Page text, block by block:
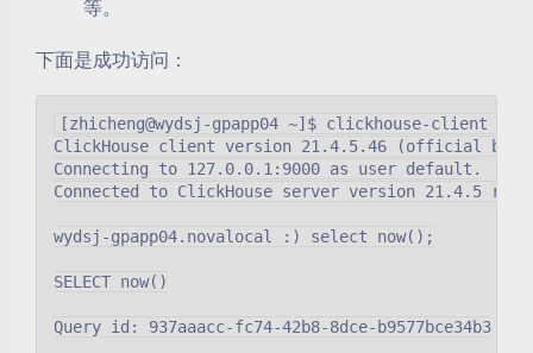
等。
下面是成功访问：
[zhicheng@wydsj-gpapp04 ~]$ clickhouse-client
ClickHouse client version 21.4.5.46 (official
Connecting to 127.0.0.1:9000 as user default.
Connected to ClickHouse server version 21.4.5
wydsj-gpapp04.novalocal :) select now();
SELECT now()
Query id: 937aaacc-fc74-42b8-8dce-b9577bce34b3